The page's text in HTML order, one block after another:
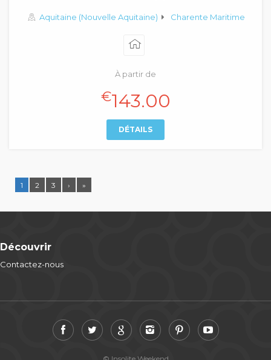
Aquitaine (Nouvelle Aquitaine) Charente Maritime
À partir de
€143.00
DÉTAILS
1 2 3 › »
Découvrir
Contactez-nous